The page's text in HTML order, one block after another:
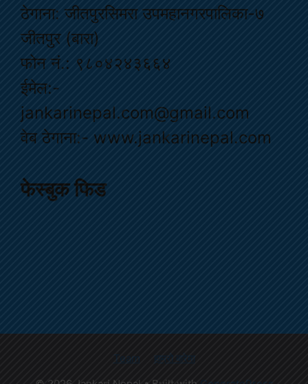
ठेगाना: जीतपुरसिमरा उपमहानगरपालिका-७
जीतपुर (बारा)
फोन नं.: ९८०४२४३६६४
ईमेल:-
jankarinepal.com@gmail.com
वेब ठेगाना:- www.jankarinepal.com
फेस्बुक फिड
Team
हाम्रो बारेमा